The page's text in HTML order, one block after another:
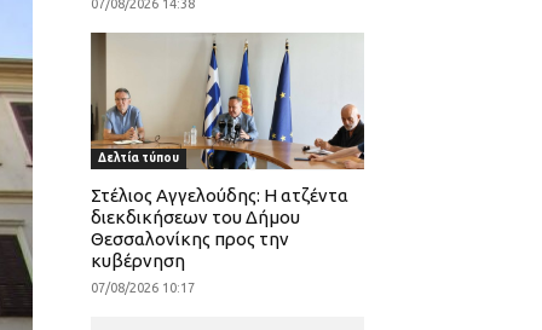
07/08/2026 14:38
Δελτία τύπου
Στέλιος Αγγελούδης: Η ατζέντα
διεκδικήσεων του Δήμου
Θεσσαλονίκης προς την
κυβέρνηση
07/08/2026 10:17